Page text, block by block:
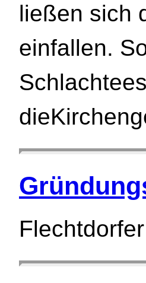
ließen sich
einfallen.